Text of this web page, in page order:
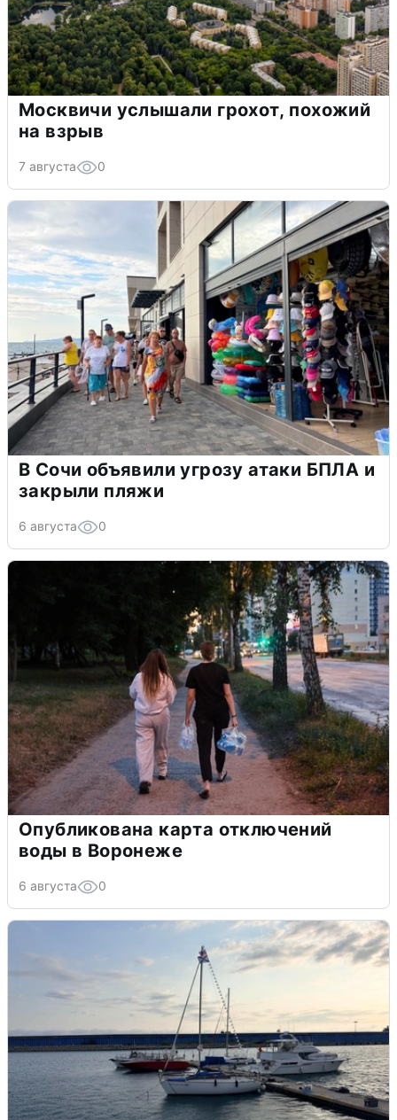
Москвичи услышали грохот, похожий
на взрыв
7 августа 0
В Сочи объявили угрозу атаки БПЛА и
закрыли пляжи
6 августа 0
Опубликована карта отключений
воды в Воронеже
6 августа 0